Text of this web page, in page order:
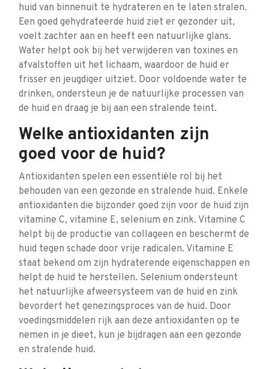
huid van binnenuit te hydrateren en te laten stralen.
Een goed gehydrateerde huid ziet er gezonder uit,
voelt zachter aan en heeft een natuurlijke glans.
Water helpt ook bij het verwijderen van toxines en
afvalstoffen uit het lichaam, waardoor de huid er
frisser en jeugdiger uitziet. Door voldoende water te
drinken, ondersteun je de natuurlijke processen van
de huid en draag je bij aan een stralende teint.
Welke antioxidanten zijn
goed voor de huid?
Antioxidanten spelen een essentiële rol bij het
behouden van een gezonde en stralende huid. Enkele
antioxidanten die bijzonder goed zijn voor de huid zijn
vitamine C, vitamine E, selenium en zink. Vitamine C
helpt bij de productie van collageen en beschermt de
huid tegen schade door vrije radicalen. Vitamine E
staat bekend om zijn hydraterende eigenschappen en
helpt de huid te herstellen. Selenium ondersteunt
het natuurlijke afweersysteem van de huid en zink
bevordert het genezingsproces van de huid. Door
voedingsmiddelen rijk aan deze antioxidanten op te
nemen in je dieet, kun je bijdragen aan een gezonde
en stralende huid.